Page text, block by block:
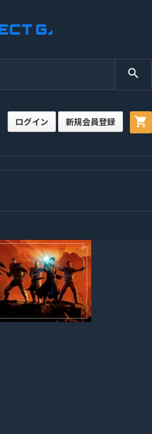
search
shopping_cart
ログイン 新規会員登録